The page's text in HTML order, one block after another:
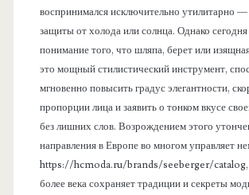
воспринимался исключительно утилитарно —
защиты от холода или солнца. Однако
понимание того, что шляпа, берет или
это мощный стилистический инструмент,
мгновенно повысить градус элегантности,
пропорции лица и заявить о тонком вкусе
без лишних слов. Возрождением этого
направления в Европе во многом управляет
https://hcmoda.ru/brands/seeberger/catalog,
более века сохраняет традиции и секреты